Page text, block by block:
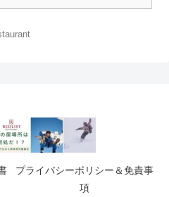
プライバシーポリシー＆免責事
項